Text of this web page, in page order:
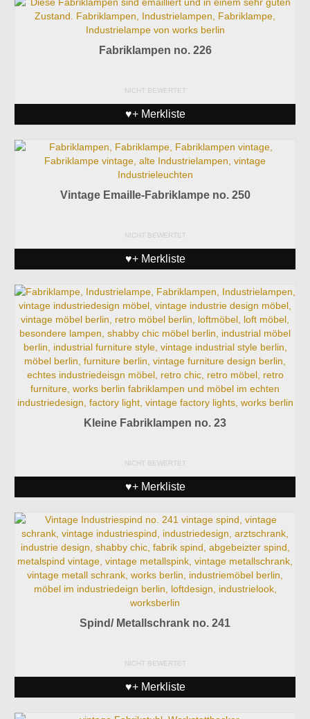
Fabriklampen no. 226
NICHT BEWERTET
♥+ Merkliste
Vintage Emaille-Fabriklampe no. 250
NICHT BEWERTET
♥+ Merkliste
Kleine Fabriklampen no. 23
NICHT BEWERTET
♥+ Merkliste
Spind/ Metallschrank no. 241
NICHT BEWERTET
♥+ Merkliste